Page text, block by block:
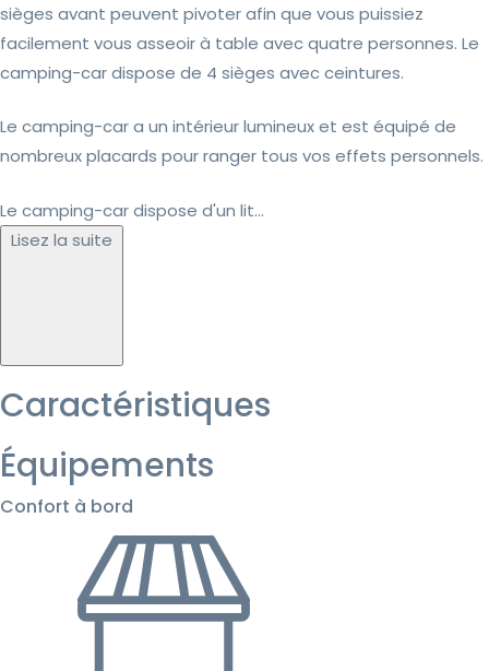
sièges avant peuvent pivoter afin que vous puissiez
facilement vous asseoir à table avec quatre personnes. Le
camping-car dispose de 4 sièges avec ceintures.
Le camping-car a un intérieur lumineux et est équipé de
nombreux placards pour ranger tous vos effets personnels.
Le camping-car dispose d'un lit...
Lisez la suite
Caractéristiques
Équipements
Confort à bord